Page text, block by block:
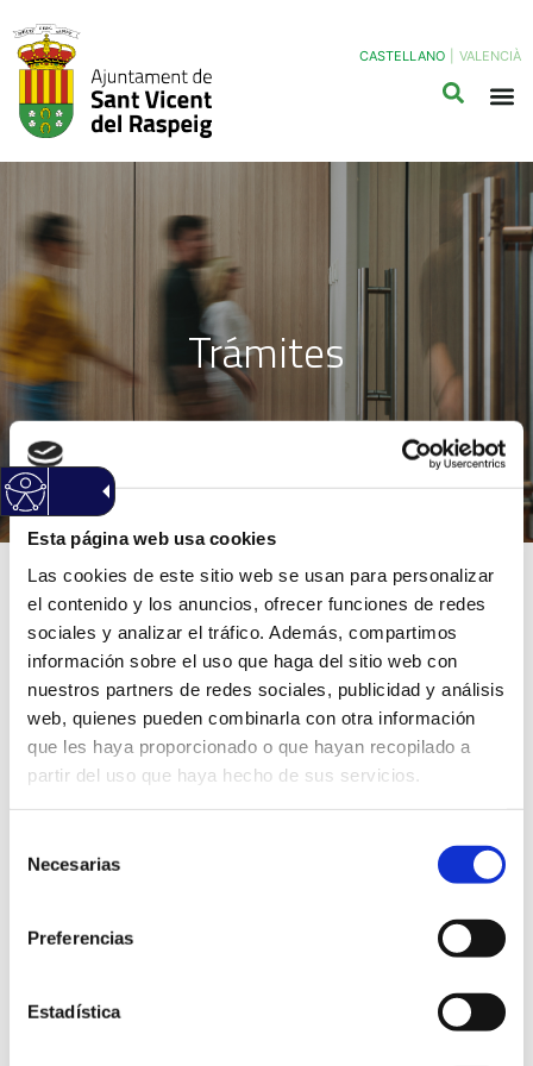
Esta página web usa cookies
Las cookies de este sitio web se usan para personalizar
el contenido y los anuncios, ofrecer funciones de redes
sociales y analizar el tráfico. Además, compartimos
información sobre el uso que haga del sitio web con
nuestros partners de redes sociales, publicidad y análisis
web, quienes pueden combinarla con otra información
que les haya proporcionado o que hayan recopilado a
partir del uso que haya hecho de sus servicios.
Necesarias
Preferencias
Estadística
CASTELLANO VALENCIÀ
Trámites
Inicio/Trámites/PMH11-Solicitud de modificación de
datos personales
PMH11-Solicitud de
modificación de datos
personales
Sede electrónica
Fecha inicio